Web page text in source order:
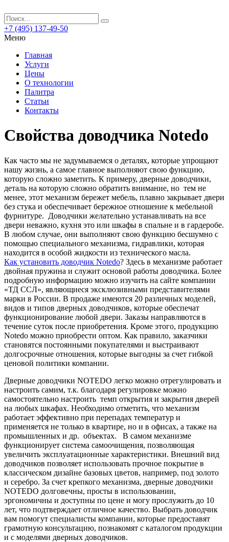
+7 (495) 137-49-50
Меню
Главная
Услуги
Цены
О технологии
Палитра
Статьи
Контакты
Свойства доводчика Notedo
Как часто мы не задумываемся о деталях, которые упрощают
нашу жизнь, а самое главное выполняют свою функцию,
которую сложно заметить. К примеру, дверные доводчики,
деталь на которую сложно обратить внимание, но тем не
менее, этот механизм бережет мебель, плавно закрывает двери
без стука и обеспечивает бережное отношение к мебельной
фурнитуре. Доводчики желательно устанавливать на все
двери неважно, кухня это или шкафы в спальне и в гардеробе.
В любом случае, они выполняют свою функцию бесшумно с
помощью специального механизма, гидравлики, которая
находится в особой жидкости из технического масла.
Как установить доводчик Notedo? Здесь в механизме работает
двойная пружина и служит основой работы доводчика. Более
подробную информацию можно изучить на сайте компании
«ТД ССЛ», являющиеся эксклюзивными представителями
марки в России. В продаже имеются 20 различных моделей,
видов и типов дверных доводчиков, которые обеспечат
функционирование любой двери. Заказы направляются в
течение суток после приобретения. Кроме этого, продукцию
Notedo можно приобрести оптом. Как правило, заказчики
становятся постоянными покупателями и выстраивают
долгосрочные отношения, которые выгодны за счет гибкой
ценовой политики компании.
Дверные доводчики NOTEDO легко можно отрегулировать и
настроить самим, т.к. благодаря регулировке можно
самостоятельно настроить темп открытия и закрытия дверей
на любых шкафах. Необходимо отметить, что механизм
работает эффективно при перепадах температур и
применяется не только в квартире, но и в офисах, а также на
промышленных и др. объектах. В самом механизме
функционирует система самоочищения, позволяющая
увеличить эксплуатационные характеристики. Внешний вид
доводчиков позволяет использовать прочное покрытие в
классическом дизайне базовых цветов, например, под золото
и серебро. За счет крепкого механизма, дверные доводчики
NOTEDO долговечны, просты в использовании,
эргономичны и доступны по цене и могу прослужить до 10
лет, что подтверждает отличное качество. Выбрать доводчик
вам помогут специалисты компании, которые предоставят
грамотную консультацию, познакомят с каталогом продукции
и с моделями дверных доводчиков.